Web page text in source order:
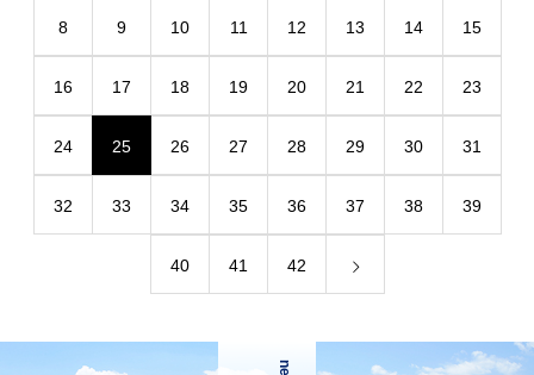
8 9 10 11 12 13 14 15
16 17 18 19 20 21 22 23
24 25 26 27 28 29 30 31
32 33 34 35 36 37 38 39
40 41 42